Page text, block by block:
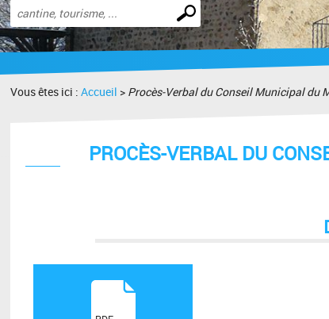
Effectuer
une
recherche
Vous êtes ici :Accueil > Procès-Verbal du Conseil Municipal du
PROCÈS-VERBAL DU